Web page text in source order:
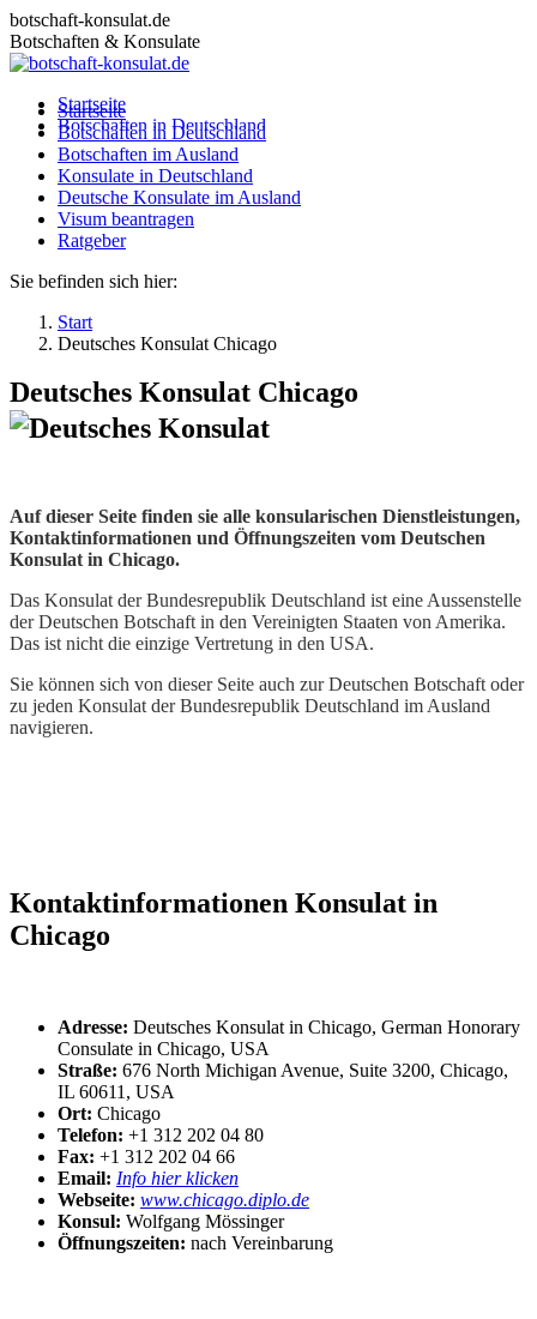
Zum
Inhalt
springen
botschaft-konsulat.de
Botschaften & Konsulate
Startseite
Botschaften in Deutschland
Botschaften im Ausland
Konsulate in Deutschland
Deutsche Konsulate im Ausland
Visum beantragen
Ratgeber
Startseite
Botschaften in Deutschland
Botschaften im Ausland
Konsulate in Deutschland
Deutsche Konsulate im Ausland
Visum beantragen
Ratgeber
Sie befinden sich hier:
Start
Deutsches Konsulat Chicago
Deutsches Konsulat Chicago
Auf dieser Seite finden sie alle konsularischen Dienstleistungen,
Kontaktinformationen und Öffnungszeiten vom Deutschen
Konsulat in Chicago.
Das Konsulat der Bundesrepublik Deutschland ist eine Aussenstelle
der Deutschen Botschaft in den Vereinigten Staaten von Amerika.
Das ist nicht die einzige Vertretung in den USA.
Sie können sich von dieser Seite auch zur Deutschen Botschaft oder
zu jeden Konsulat der Bundesrepublik Deutschland im Ausland
navigieren.
Kontaktinformationen Konsulat in
Chicago
Adresse: Deutsches Konsulat in Chicago, German Honorary
Consulate in Chicago, USA
Straße: 676 North Michigan Avenue, Suite 3200, Chicago,
IL 60611, USA
Ort: Chicago
Telefon: +1 312 202 04 80
Fax: +1 312 202 04 66
Email: Info hier klicken
Webseite: www.chicago.diplo.de
Konsul: Wolfgang Mössinger
Öffnungszeiten: nach Vereinbarung